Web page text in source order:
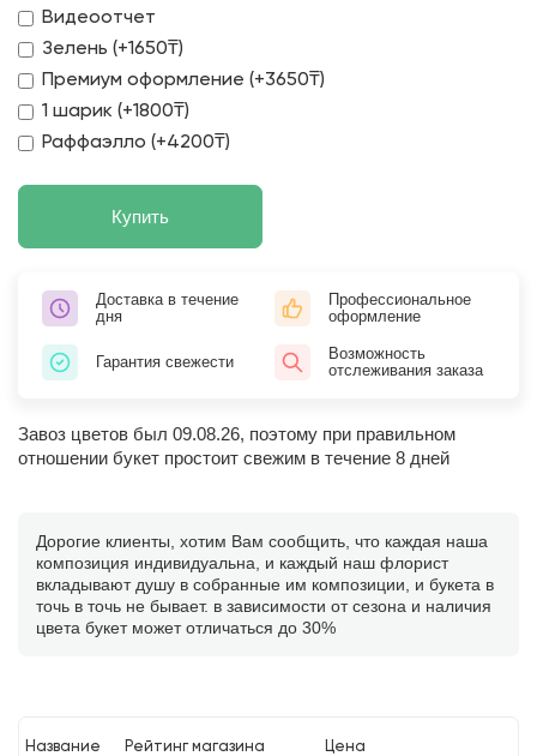
Видеоотчет
Зелень (+1650₸)
Премиум оформление (+3650₸)
1 шарик (+1800₸)
Раффаэлло (+4200₸)
Купить
Доставка в течение
дня
Профессиональное
оформление
Гарантия свежести
Возможность
отслеживания заказа
Завоз цветов был 09.08.26, поэтому при правильном
отношении букет простоит свежим в течение 8 дней
Дорогие клиенты, хотим Вам сообщить, что каждая наша
композиция индивидуальна, и каждый наш флорист
вкладывают душу в собранные им композиции, и букета в
точь в точь не бывает. в зависимости от сезона и наличия
цвета букет может отличаться до 30%
Название Рейтинг магазина Цена